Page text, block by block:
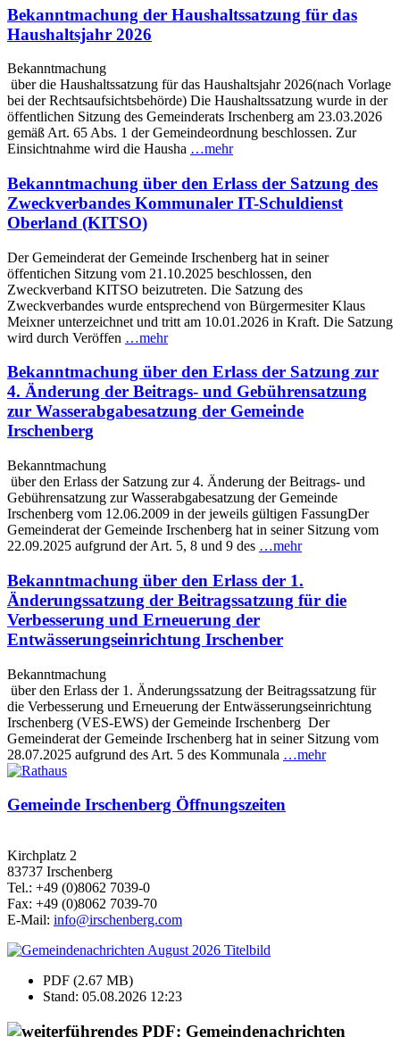
Bekanntmachung der Haushaltssatzung für das
Haushaltsjahr 2026
Bekanntmachung
über die Haushaltssatzung für das Haushaltsjahr 2026(nach Vorlage
bei der Rechtsaufsichtsbehörde) Die Haushaltssatzung wurde in der
öffentlichen Sitzung des Gemeinderats Irschenberg am 23.03.2026
gemäß Art. 65 Abs. 1 der Gemeindeordnung beschlossen. Zur
Einsichtnahme wird die Hausha …mehr
Bekanntmachung über den Erlass der Satzung des
Zweckverbandes Kommunaler IT-Schuldienst
Oberland (KITSO)
Der Gemeinderat der Gemeinde Irschenberg hat in seiner
öffentichen Sitzung vom 21.10.2025 beschlossen, den
Zweckverband KITSO beizutreten. Die Satzung des
Zweckverbandes wurde entsprechend von Bürgermesiter Klaus
Meixner unterzeichnet und tritt am 10.01.2026 in Kraft. Die Satzung
wird durch Veröffen …mehr
Bekanntmachung über den Erlass der Satzung zur
4. Änderung der Beitrags- und Gebührensatzung
zur Wasserabgabesatzung der Gemeinde
Irschenberg
Bekanntmachung
über den Erlass der Satzung zur 4. Änderung der Beitrags- und
Gebührensatzung zur Wasserabgabesatzung der Gemeinde
Irschenberg vom 12.06.2009 in der jeweils gültigen FassungDer
Gemeinderat der Gemeinde Irschenberg hat in seiner Sitzung vom
22.09.2025 aufgrund der Art. 5, 8 und 9 des …mehr
Bekanntmachung über den Erlass der 1.
Änderungssatzung der Beitragssatzung für die
Verbesserung und Erneuerung der
Entwässerungseinrichtung Irschenber
Bekanntmachung
über den Erlass der 1. Änderungssatzung der Beitragssatzung für
die Verbesserung und Erneuerung der Entwässerungseinrichtung
Irschenberg (VES-EWS) der Gemeinde Irschenberg Der
Gemeinderat der Gemeinde Irschenberg hat in seiner Sitzung vom
28.07.2025 aufgrund des Art. 5 des Kommunala …mehr
Gemeinde Irschenberg Öffnungszeiten
Kirchplatz 2
83737 Irschenberg
Tel.: +49 (0)8062 7039-0
Fax: +49 (0)8062 7039-70
E-Mail: info@irschenberg.com
PDF (2.67 MB)
Stand: 05.08.2026 12:23